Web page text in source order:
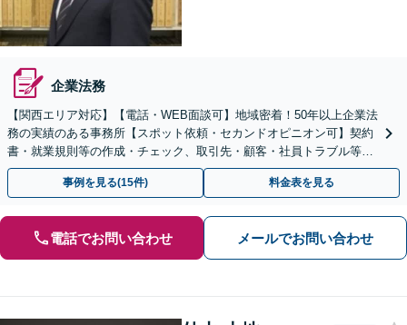
企業法務
【関西エリア対応】【電話・WEB面談可】地域密着！50年以上企業法
務の実績のある事務所【スポット依頼・セカンドオピニオン可】契約
書・就業規則等の作成・チェック、取引先・顧客・社員トラブル等、
お気軽にご相談ください【事前予約で休日・夜間対応】
事例を見る(15件) 料金表を見る
電話でお問い合わせ メールでお問い合わせ